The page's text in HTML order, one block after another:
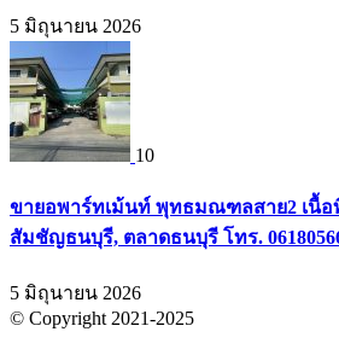
5 มิถุนายน 2026
10
ขายอพาร์ทเม้นท์ พุทธมณฑลสาย2 เนื้อ
สัมชัญธนบุรี, ตลาดธนบุรี โทร.
5 มิถุนายน 2026
© Copyright 2021-2025